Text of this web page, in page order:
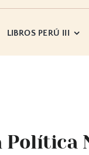
LIBROS PERÚ III
Política